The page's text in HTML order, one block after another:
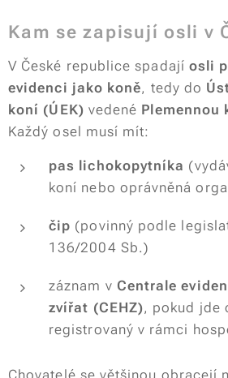
Kam se zapisují osli v
V České republice spadají osli
evidenci jako koně, tedy do
koní (ÚEK) vedené Plemennou
Každý osel musí mít:
pas lichokopytníka
koní nebo oprávněná
čip (povinný podle
136/2004 Sb.)
záznam v Centrale
zvířat (CEHZ), pokud jde
registrovaný v rámci